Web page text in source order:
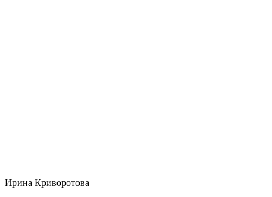
Ирина Криворотова